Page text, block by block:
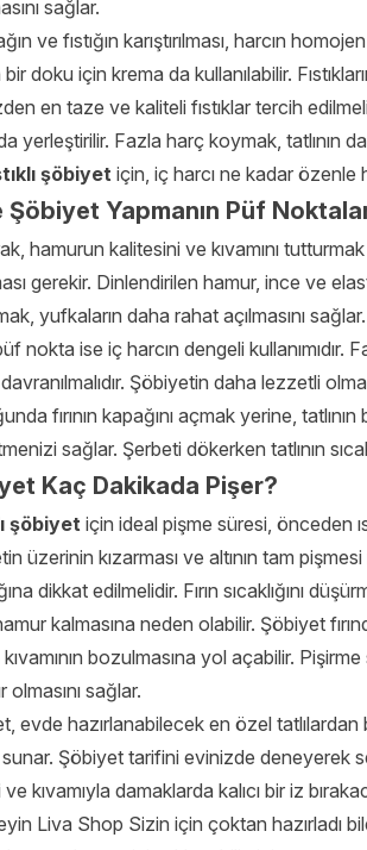
sağlar.
ve fıstığın karıştırılması, harcın
doku için krema da kullanılabilir.
en taze ve kaliteli fıstıklar tercih
yerleştirilir. Fazla harç koymak, tatlının
şöbiyetiçin, iç harcı ne kadar özenle
Şöbiyet Yapmanın Püf
hamurun kalitesini ve kıvamını
gerekir. Dinlendirilen hamur, ince ve
yufkaların daha rahat açılmasını sağlar.
nokta ise iç harcın dengeli kullanımıdır.
Şöbiyetin daha lezzetli
fırının kapağını açmak yerine,
sağlar. Şerbeti dökerken tatlının
Kaç Dakikada Pişer?
şöbiyet için ideal pişme süresi, önceden
üzerinin kızarması ve altının tam
dikkat edilmelidir. Fırın sıcaklığını
kalmasına neden olabilir. Şöbiyet
kıvamının bozulmasına yol açabilir.
olmasını sağlar.
evde hazırlanabilecek en özel
Şöbiyet tarifini evinizde deneyerek
kıvamıyla damaklarda kalıcı bir iz
Liva Shop Sizin için çoktan hazırladı